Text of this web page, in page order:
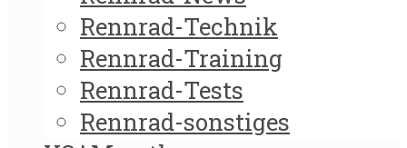
Rennrad-Technik
Rennrad-Training
Rennrad-Tests
Rennrad-sonstiges